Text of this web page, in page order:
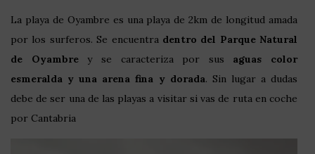
La playa de Oyambre es una playa de 2km de longitud amada
por los surferos. Se encuentra dentro del Parque Natural
de Oyambrey se caracteriza por sus aguas color
esmeralda y una arena fina y dorada. Sin lugar a dudas
debe de ser una de las playas a visitar si vas de ruta en coche
por Cantabria